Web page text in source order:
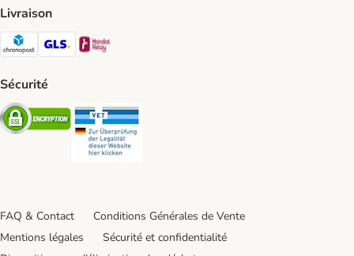
Livraison
Chronopost Shipping Method
GLS Shipping Method
Sécurité
Security
FAQ & Contact
Conditions Générales de Vente
Mentions légales
Sécurité et confidentialité